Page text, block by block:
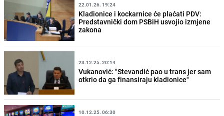
22.01.26. 19:24
Kladionice i kockarnice će plaćati PDV:
Predstavnički dom PSBiH usvojio izmjene
zakona
23.12.25. 20:14
Vukanović: "Stevandić pao u trans jer sam
otkrio da ga finansiraju kladionice"
10.12.25. 06:30